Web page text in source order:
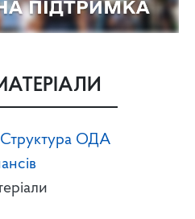
Структура ОДА